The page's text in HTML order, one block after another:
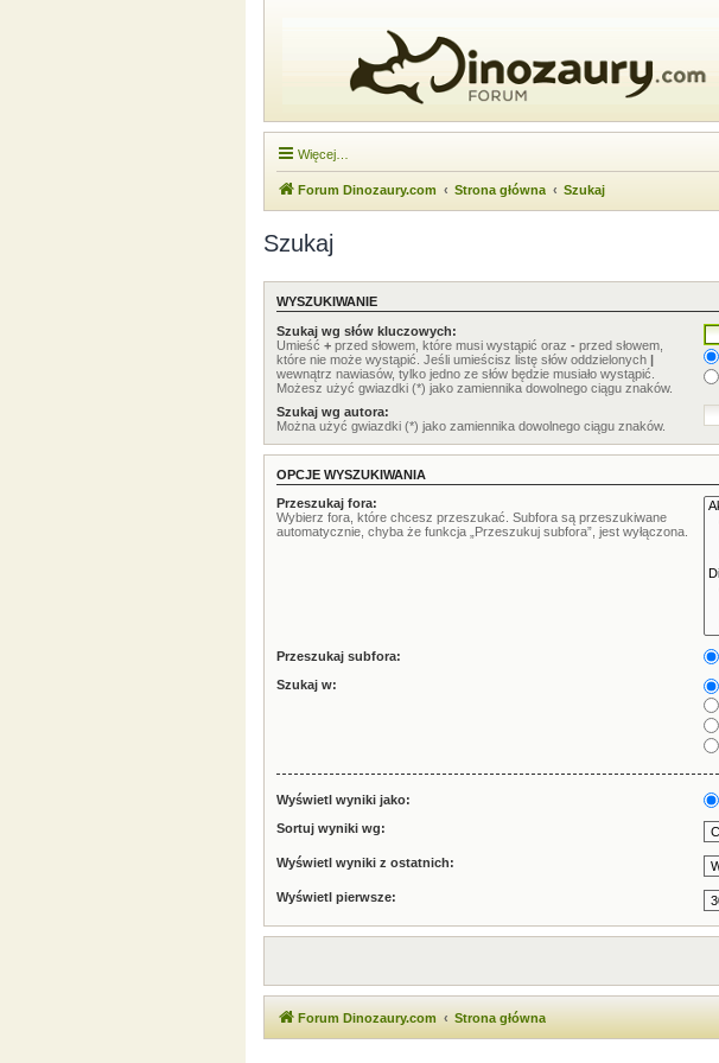
Więcej…
Forum Dinozaury.com Strona główna Szukaj
Szukaj
WYSZUKIWANIE
Szukaj wg słów kluczowych:
Umieść + przed słowem, które musi wystąpić oraz - przed słowem,
które nie może wystąpić. Jeśli umieścisz listę słów oddzielonych |
wewnątrz nawiasów, tylko jedno ze słów będzie musiało wystąpić.
Możesz użyć gwiazdki (*) jako zamiennika dowolnego ciągu znaków.
Szukaj wg autora:
Można użyć gwiazdki (*) jako zamiennika dowolnego ciągu znaków.
OPCJE WYSZUKIWANIA
Przeszukaj fora:
Wybierz fora, które chcesz przeszukać. Subfora są przeszukiwane
automatycznie, chyba że funkcja „Przeszukuj subfora”, jest wyłączona.
Przeszukaj subfora:
Szukaj w:
Wyświetl wyniki jako:
Sortuj wyniki wg:
Wyświetl wyniki z ostatnich:
Wyświetl pierwsze:
Forum Dinozaury.com Strona główna